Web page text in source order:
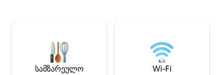
მაღალი სიჩქარის Wi ‑ Fi კავშირი,
პარკირების ადგილი ქუჩაში, ბაღისა
და საზაფხულო სახლის სამუშაო
სივრცე.
თავისუფლად
ინტერნეტს
გამოიყენოთ
DVD‑პლეერი.
სამზარეულო Wi-Fi